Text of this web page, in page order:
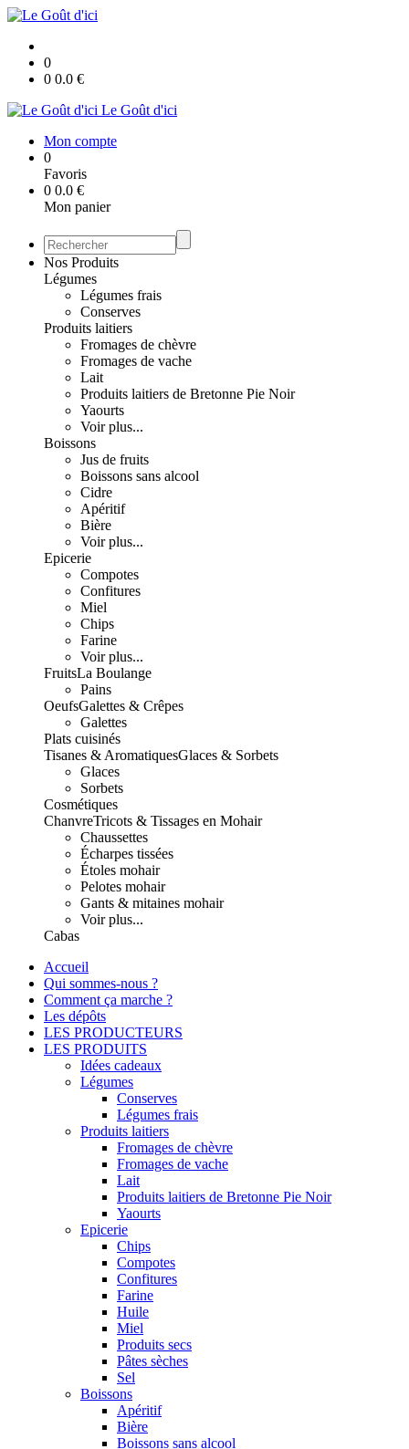
0
0 0.0 €
Le Goût d'ici
Mon compte
0
Favoris
0 0.0 €
Mon panier
Nos Produits
Légumes
Légumes frais
Conserves
Produits laitiers
Fromages de chèvre
Fromages de vache
Lait
Produits laitiers de Bretonne Pie Noir
Yaourts
Voir plus...
Boissons
Jus de fruits
Boissons sans alcool
Cidre
Apéritif
Bière
Voir plus...
Epicerie
Compotes
Confitures
Miel
Chips
Farine
Voir plus...
FruitsLa Boulange
Pains
OeufsGalettes & Crêpes
Galettes
Plats cuisinés
Tisanes & AromatiquesGlaces & Sorbets
Glaces
Sorbets
Cosmétiques
ChanvreTricots & Tissages en Mohair
Chaussettes
Écharpes tissées
Étoles mohair
Pelotes mohair
Gants & mitaines mohair
Voir plus...
Cabas
Accueil
Qui sommes-nous ?
Comment ça marche ?
Les dépôts
LES PRODUCTEURS
LES PRODUITS
Idées cadeaux
Légumes
Conserves
Légumes frais
Produits laitiers
Fromages de chèvre
Fromages de vache
Lait
Produits laitiers de Bretonne Pie Noir
Yaourts
Epicerie
Chips
Compotes
Confitures
Farine
Huile
Miel
Produits secs
Pâtes sèches
Sel
Boissons
Apéritif
Bière
Boissons sans alcool